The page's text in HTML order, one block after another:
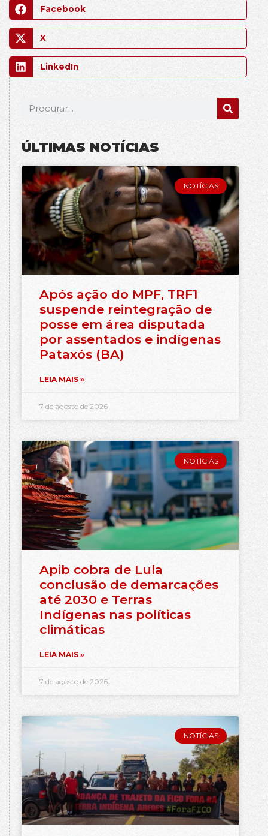
Facebook
X
LinkedIn
ÚLTIMAS NOTÍCIAS
NOTÍCIAS
Após ação do MPF, TRF1
suspende reintegração de
posse em área disputada
por assentados e indígenas
Pataxós (BA)
LEIA MAIS »
7 de agosto de 2026
NOTÍCIAS
Apib cobra de Lula
conclusão de demarcações
até 2030 e Terras
Indígenas nas políticas
climáticas
LEIA MAIS »
7 de agosto de 2026
NOTÍCIAS